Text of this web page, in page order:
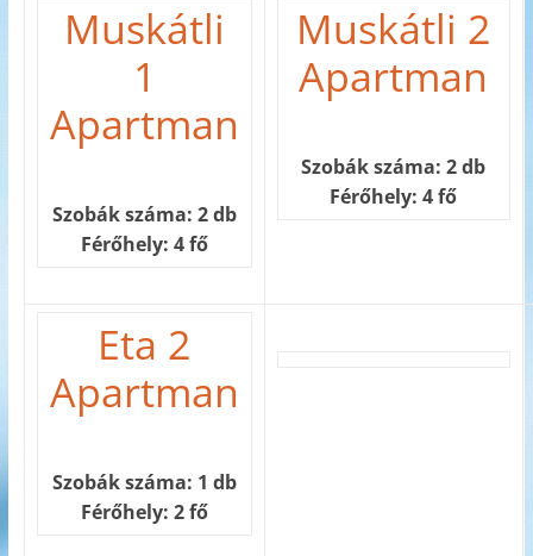
Muskátli
1
Apartman
Szobák száma: 2 db
Férőhely: 4 fő
Muskátli 2
Apartman
Szobák száma: 2 db
Férőhely: 4 fő
Eta 2
Apartman
Szobák száma: 1 db
Férőhely: 2 fő